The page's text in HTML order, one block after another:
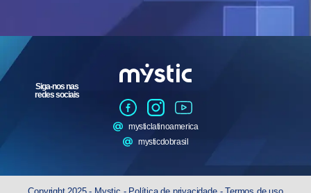
Siga-nos nas
redes sociais
mysticlatinoamerica
mysticdobrasil